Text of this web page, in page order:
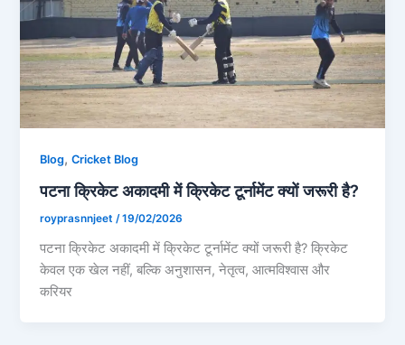
Blog,Cricket Blog
पटना क्रिकेट अकादमी में क्रिकेट टूर्नामेंट क्यों जरूरी है?
royprasnnjeet/19/02/2026
पटना क्रिकेट अकादमी में क्रिकेट टूर्नामेंट क्यों जरूरी है? क्रिकेट
केवल एक खेल नहीं, बल्कि अनुशासन, नेतृत्व, आत्मविश्वास और
करियर